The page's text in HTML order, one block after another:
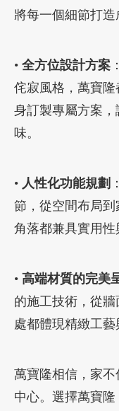
將每一個細節打造
• 全方位設計方案
侘寂風格，萬寶
身訂製專屬方案
味。
• 人性化功能規劃
節，從空間布局
角落都兼具實用性
• 高端材質的完美
的施工技術，從
處都體現精緻工藝
萬寶隆相信，家
中心。選擇萬寶